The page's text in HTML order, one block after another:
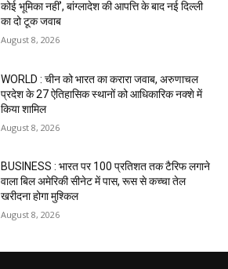
कोई भूमिका नहीं’, बांग्लादेश की आपत्ति के बाद नई दिल्ली
का दो टूक जवाब
August 8, 2026
WORLD : चीन को भारत का करारा जवाब, अरुणाचल
प्रदेश के 27 ऐतिहासिक स्थानों को आधिकारिक नक्शे में
किया शामिल
August 8, 2026
BUSINESS : भारत पर 100 प्रतिशत तक टैरिफ लगाने
वाला बिल अमेरिकी सीनेट में पास, रूस से कच्चा तेल
खरीदना होगा मुश्किल
August 8, 2026